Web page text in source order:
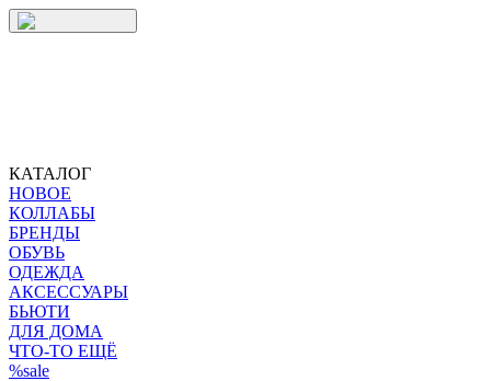
КАТАЛОГ
НОВОЕ
КОЛЛАБЫ
БРЕНДЫ
ОБУВЬ
ОДЕЖДА
АКСЕССУАРЫ
БЬЮТИ
ДЛЯ ДОМА
ЧТО-ТО ЕЩЁ
%sale